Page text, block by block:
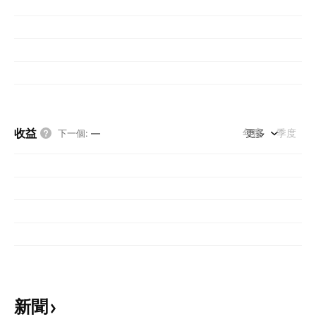
收益 下一個: — 年度 季度
更多
新聞